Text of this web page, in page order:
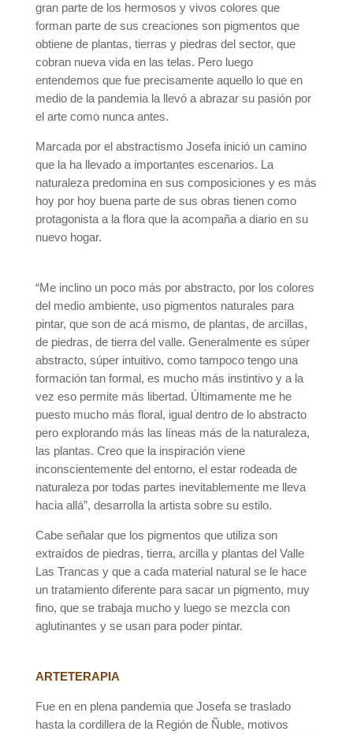
gran parte de los hermosos y vivos colores que
forman parte de sus creaciones son pigmentos que
obtiene de plantas, tierras y piedras del sector, que
cobran nueva vida en las telas. Pero luego
entendemos que fue precisamente aquello lo que en
medio de la pandemia la llevó a abrazar su pasión por
el arte como nunca antes.
Marcada por el abstractismo Josefa inició un camino
que la ha llevado a importantes escenarios. La
naturaleza predomina en sus composiciones y es más
hoy por hoy buena parte de sus obras tienen como
protagonista a la flora que la acompaña a diario en su
nuevo hogar.
“Me inclino un poco más por abstracto, por los colores
del medio ambiente, uso pigmentos naturales para
pintar, que son de acá mismo, de plantas, de arcillas,
de piedras, de tierra del valle. Generalmente es súper
abstracto, súper intuitivo, como tampoco tengo una
formación tan formal, es mucho más instintivo y a la
vez eso permite más libertad. Últimamente me he
puesto mucho más floral, igual dentro de lo abstracto
pero explorando más las líneas más de la naturaleza,
las plantas. Creo que la inspiración viene
inconscientemente del entorno, el estar rodeada de
naturaleza por todas partes inevitablemente me lleva
hacia allá”, desarrolla la artista sobre su estilo.
Cabe señalar que los pigmentos que utiliza son
extraídos de piedras, tierra, arcilla y plantas del Valle
Las Trancas y que a cada material natural se le hace
un tratamiento diferente para sacar un pigmento, muy
fino, que se trabaja mucho y luego se mezcla con
aglutinantes y se usan para poder pintar.
ARTETERAPIA
Fue en en plena pandemia que Josefa se traslado
hasta la cordillera de la Región de Ñuble, motivos